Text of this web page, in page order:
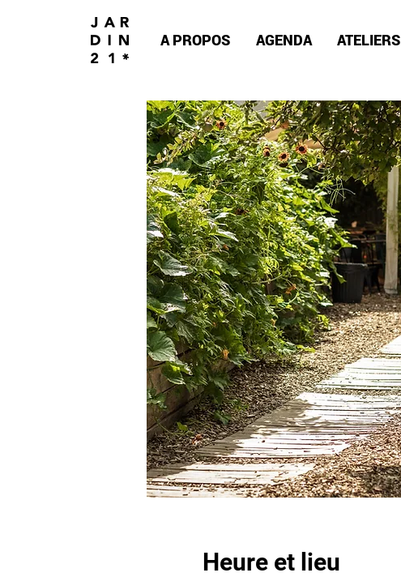
A PROPOS AGENDA ATELIERS
Heure et lieu